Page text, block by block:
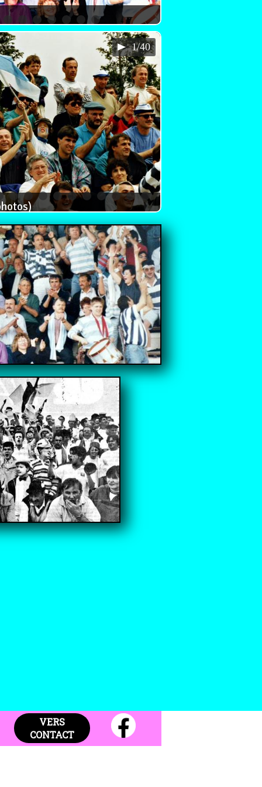
1/40
VERS
CONTACT